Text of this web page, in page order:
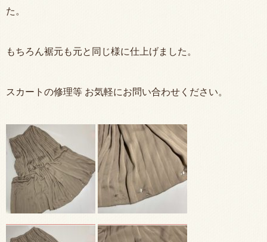
た。
もちろん裾元も元と同じ様に仕上げました。
スカートの修理等 お気軽にお問い合わせください。